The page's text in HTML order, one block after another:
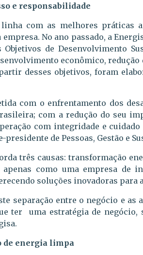
e responsabilidade
com as melhores práticas
No ano passado, a
Objetivos de Desenvolvimento
econômico,
desses objetivos, foram
com o enfrentamento dos
com a redução do seu
com integridade e
de Pessoas, Gestão e
três causas: transformação
como uma empresa de
soluções inovadoras para
separação entre o negócio e
ter uma estratégia de negócio,
de energia limpa